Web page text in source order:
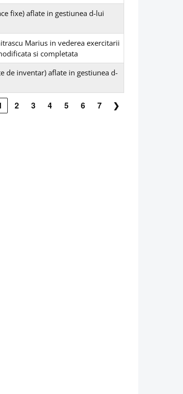
fixe) aflate in gestiunea d-lui
Marius in vederea exercitarii
si completata
de inventar) aflate in gestiunea d-
2 3 4 5 6 7 ❯